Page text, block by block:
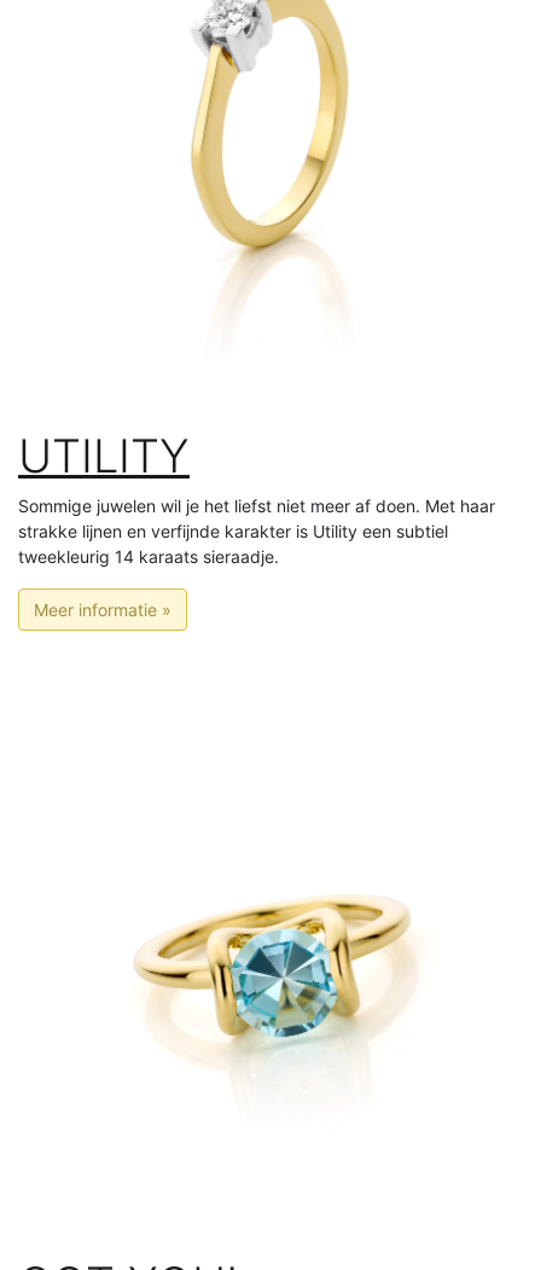
UTILITY
Sommige juwelen wil je het liefst niet meer af doen. Met haar
strakke lijnen en verfijnde karakter is Utility een subtiel
tweekleurig 14 karaats sieraadje.
Meer informatie »